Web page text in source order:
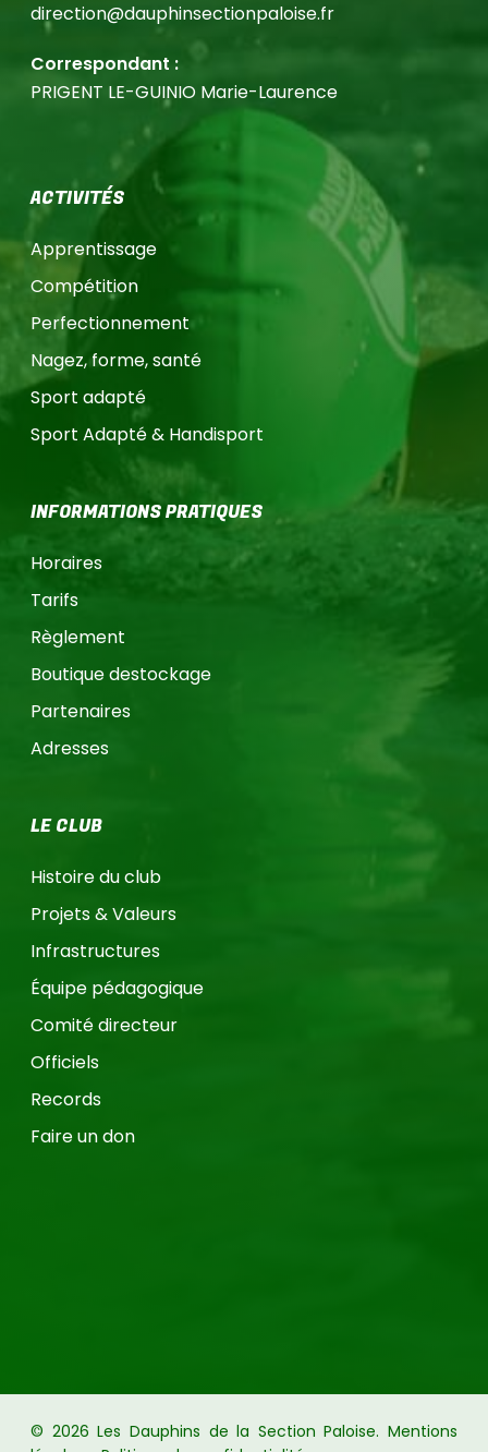
Sous-total: 0,00€
direction@dauphinsectionpaloise.fr
Correspondant :
PRIGENT LE-GUINIO Marie-Laurence
ACTIVITÉS
Apprentissage
Compétition
Perfectionnement
Nagez, forme, santé
Sport adapté
Sport Adapté & Handisport
INFORMATIONS PRATIQUES
Horaires
Tarifs
Règlement
Boutique destockage
Partenaires
Adresses
LE CLUB
Histoire du club
Projets & Valeurs
Infrastructures
Équipe pédagogique
Comité directeur
Officiels
Records
Faire un don
© 2026 Les Dauphins de la Section Paloise. Mentions